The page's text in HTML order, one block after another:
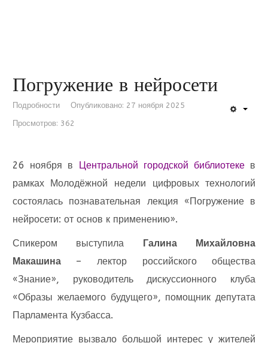
Погружение в нейросети
Подробности
Опубликовано: 27 ноября 2025
Просмотров: 362
26 ноября в Центральной городской библиотекев
рамках Молодёжной недели цифровых технологий
состоялась познавательная лекция «Погружение в
нейросети: от основ к применению».
Спикером выступила Галина Михайловна
Макашина– лектор российского общества
«Знание», руководитель дискуссионного клуба
«Образы желаемого будущего», помощник депутата
Парламента Кузбасса.
Мероприятие вызвало большой интерес у жителей